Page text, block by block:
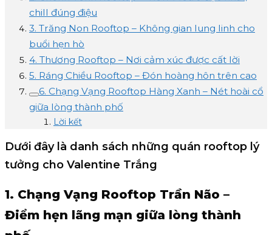
chill đúng điệu
3. Trăng Non Rooftop – Không gian lung linh cho
buổi hẹn hò
4. Thương Rooftop – Nơi cảm xúc được cất lời
5. Ráng Chiều Rooftop – Đón hoàng hôn trên cao
6. Chạng Vạng Rooftop Hàng Xanh – Nét hoài cổ
giữa lòng thành phố
Lời kết
Dưới đây là danh sách những quán rooftop lý
tưởng cho Valentine Trắng
1. Chạng Vạng Rooftop Trần Não –
Điểm hẹn lãng mạn giữa lòng thành